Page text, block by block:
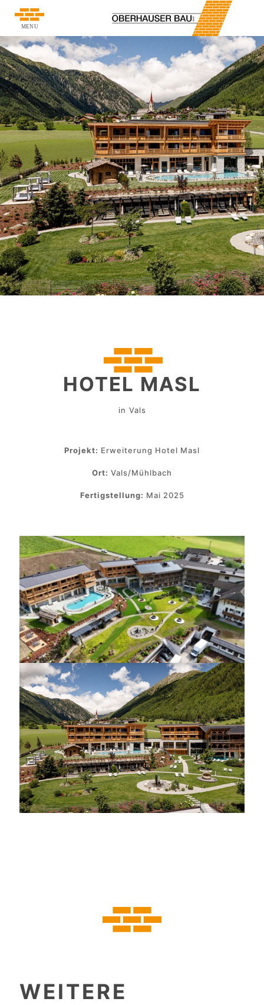
HOTEL MASL
in Vals
Projekt: Erweiterung Hotel Masl
Ort: Vals/Mühlbach
Fertigstellung: Mai 2025
WEITERE